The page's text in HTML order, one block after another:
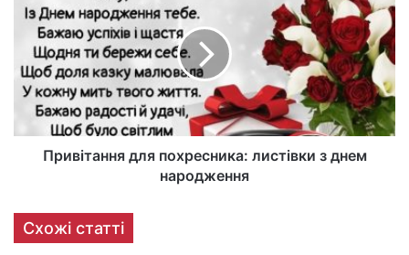
Привітання для похресника: листівки з днем
народження
Схожі статті